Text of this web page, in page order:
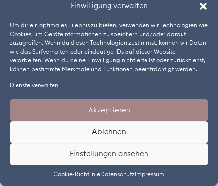
Einwilligung verwalten
Um dir ein optimales Erlebnis zu bieten, verwenden wir Technologien wie
Cookies, um Geräteinformationen zu speichern und/oder darauf
zuzugreifen. Wenn du diesen Technologien zustimmst, können wir Daten
wie das Surfverhalten oder eindeutige IDs auf dieser Website
verarbeiten. Wenn du deine Einwilligung nicht erteilst oder zurückziehst,
können bestimmte Merkmale und Funktionen beeinträchtigt werden.
Dienste verwalten
Akzeptieren
Ablehnen
Einstellungen ansehen
Cookie-RichtlinieDatenschutz Impressum
www.univarsolutions.com